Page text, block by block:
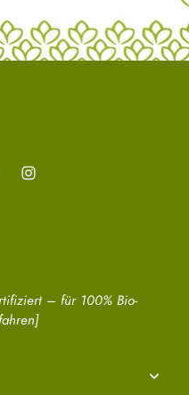
– für 100% Bio-